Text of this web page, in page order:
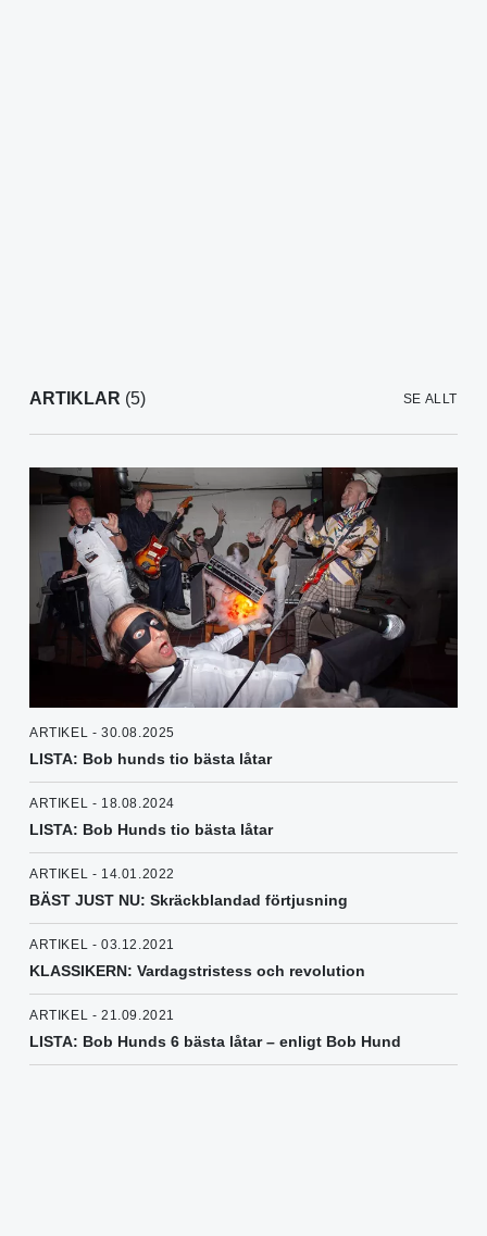
ARTIKLAR (5) SE ALLT
ARTIKEL - 30.08.2025
LISTA: Bob hunds tio bästa låtar
ARTIKEL - 18.08.2024
LISTA: Bob Hunds tio bästa låtar
ARTIKEL - 14.01.2022
BÄST JUST NU: Skräckblandad förtjusning
ARTIKEL - 03.12.2021
KLASSIKERN: Vardagstristess och revolution
ARTIKEL - 21.09.2021
LISTA: Bob Hunds 6 bästa låtar – enligt Bob Hund